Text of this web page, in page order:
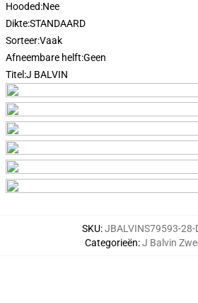
Hooded:Nee
Dikte:STANDAARD
Sorteer:Vaak
Afneembare helft:Geen
Titel:J BALVIN
SKU:JBALVINS79593-28-
Categorieën:J Balvin